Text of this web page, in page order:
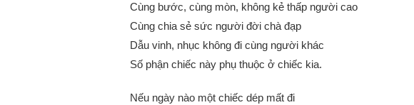
Cùng bước, cùng mòn, không kẻ thấp người cao
Cùng chia sẻ sức người đời chà đạp
Dẫu vinh, nhục không đi cùng người khác
Số phận chiếc này phụ thuộc ở chiếc kia.
Nếu ngày nào một chiếc dép mất đi